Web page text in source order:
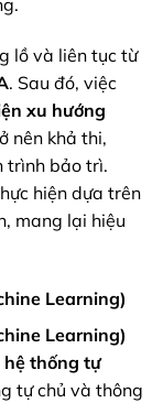
lồ và liên tục từ
. Sau đó, việc
xu hướng
nên khả thi,
trình bảo trì.
hiện dựa trên
mang lại hiệu
Learning)
Learning)
hệ thống tự
tự chủ và thông